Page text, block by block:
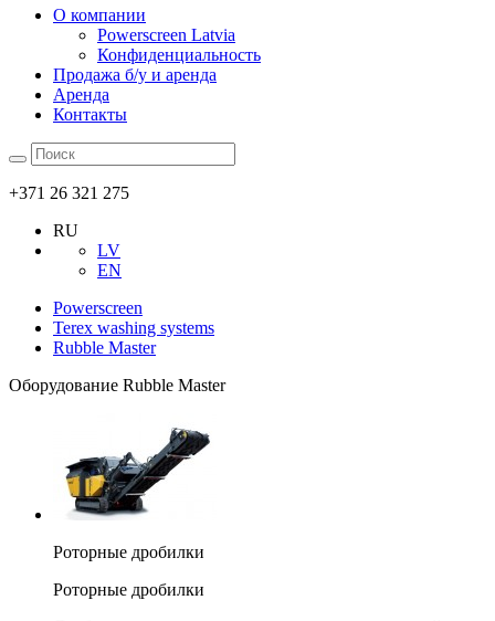
О компании
Powerscreen Latvia
Конфиденциальность
Продажа б/у и аренда
Аренда
Контакты
+371 26 321 275
RU
LV
EN
Powerscreen
Terex washing systems
Rubble Master
Оборудование Rubble Master
Роторные дробилки
Роторные дробилки